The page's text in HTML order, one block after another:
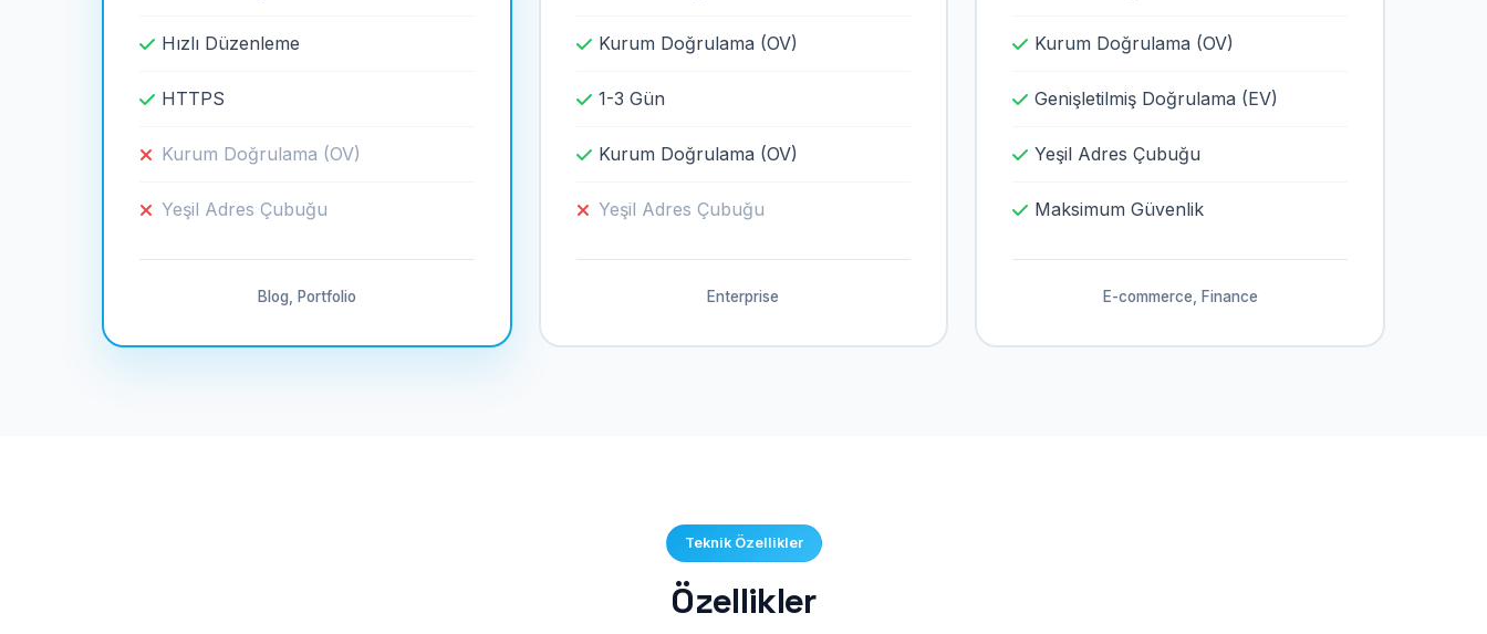
Hızlı Düzenleme
HTTPS
Kurum Doğrulama (OV)
Yeşil Adres Çubuğu
Blog, Portfolio
Kurum Doğrulama (OV)
1-3 Gün
Kurum Doğrulama (OV)
Yeşil Adres Çubuğu
Enterprise
Kurum Doğrulama (OV)
Genişletilmiş Doğrulama (EV)
Yeşil Adres Çubuğu
Maksimum Güvenlik
E-commerce, Finance
Teknik Özellikler
Özellikler